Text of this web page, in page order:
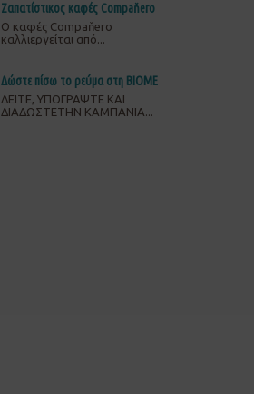
Ζαπατίστικος καφές Compaňero
O καφές Compaňero
καλλιεργείται από...
Δώστε πίσω το ρεύμα στη ΒΙΟΜΕ
ΔΕΙΤΕ, ΥΠΟΓΡΑΨΤΕ ΚΑΙ
ΔΙΑΔΩΣΤΕΤΗΝ ΚΑΜΠΑΝΙΑ...